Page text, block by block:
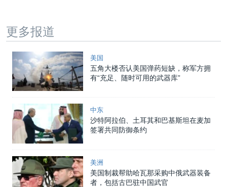
更多报道
美国
五角大楼否认美国弹药短缺，称军方拥
有“充足、随时可用的武器库”
中东
沙特阿拉伯、土耳其和巴基斯坦在麦加
签署共同防御条约
美洲
美国制裁帮助哈瓦那采购中俄武器装备
者，包括古巴驻中国武官